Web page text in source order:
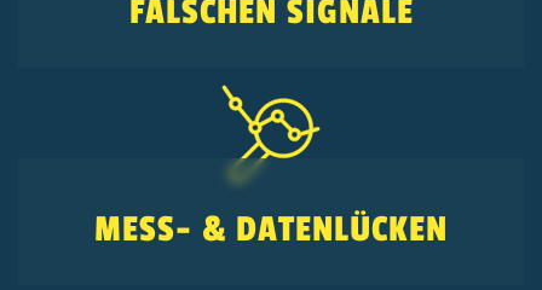
FALSCHEN SIGNALE
MESS- & DATENLÜCKEN